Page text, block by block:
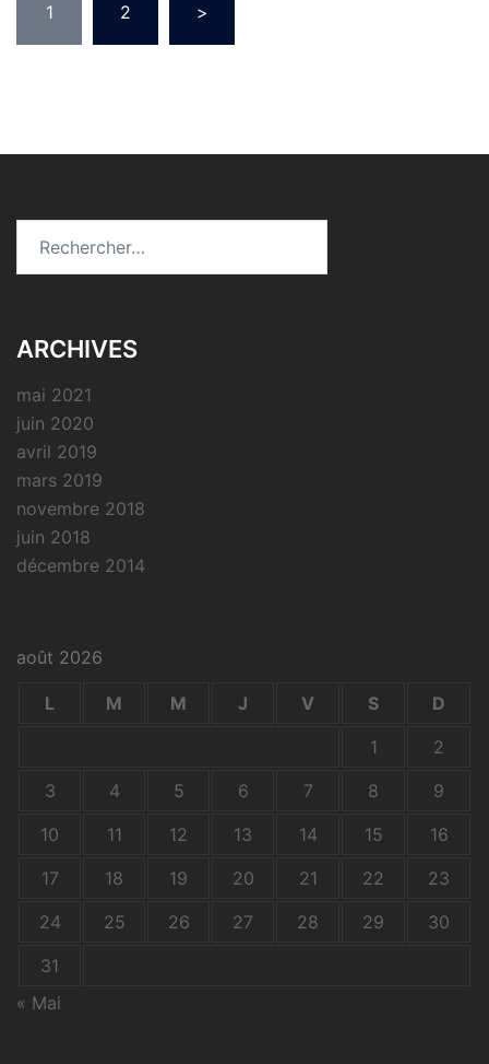
des
publications
1 2 >
ARCHIVES
mai 2021
juin 2020
avril 2019
mars 2019
novembre 2018
juin 2018
décembre 2014
août 2026
L M M J V S
D
1
2
3
4 5 6 7 8
9
10
11 12 13 14 15
16
17
18 19 20 21 22
23
24
25 26 27 28 29
30
31
« Mai